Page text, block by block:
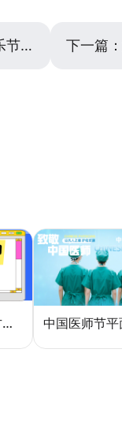
？ 下一篇：
从零到一，用对方法让小红书种草笔记的流量自己找上门